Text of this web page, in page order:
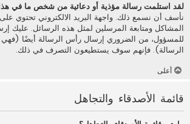
لقد استلمت رسالة مؤذية أو دعائية من شخص ما في
نأسف أن نسمع ذلك. واجهة البريد الالكتروني تحتوي
المشاكل ومتابعة المرسلين لمثل هذه الرسائل. عليك
للمسؤول، من الضروري إرسال رأس الرسالة أيضًا
الرسالة). فإنهم سوف يستطيعون التصرف في ذلك.
أعلى
قائمة الأصدقاء والتجاهل